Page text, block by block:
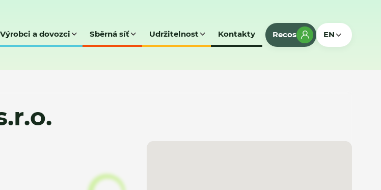
Výrobci a dovozci Sběrná síť Udržitelnost Kontakty Recos EN